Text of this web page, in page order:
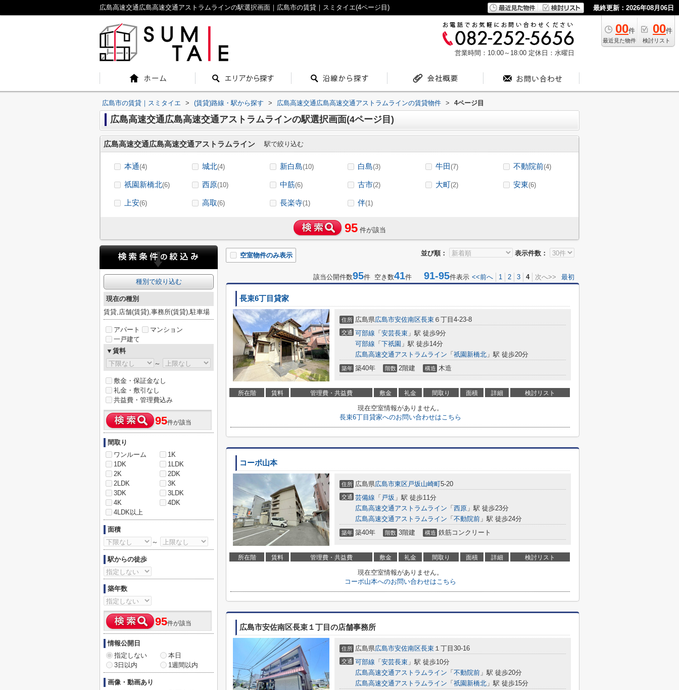
広島高速交通広島高速交通アストラムラインの駅選択画面｜広島市の賃貸｜スミタイエ(4ページ目) 最終更新：2026年08月06日
00件
最近見た物件
00件
検討リスト
営業時間：10:00～18:00 定休日：水曜日
広島市の賃貸｜スミタイエ > (賃貸)路線・駅から探す > 広島高速交通広島高速交通アストラムラインの賃貸物件 > 4ページ目
広島高速交通広島高速交通アストラムラインの駅選択画面(4ページ目)
広島高速交通広島高速交通アストラムライン 駅で絞り込む
本通(4) 城北(4) 新白島(10) 白島(3) 牛田(7) 不動院前(4)
祇園新橋北(6) 西原(10) 中筋(6) 古市(2) 大町(2) 安東(6)
上安(6) 高取(6) 長楽寺(1) 伴(1)
95 件が該当
並び順： 表示件数：
空室物件のみ表示
該当公開件数95件 空き数41件 91-95件表示 <<前へ 1 2 3 4 次へ>> 最初
長束6丁目貸家
住所 広島県広島市安佐南区長束 ６丁目4-23-8
交通 可部線 「 安芸長束 」駅 徒歩9分
可部線 「 下祇園 」駅 徒歩14分
広島高速交通アストラムライン 「 祇園新橋北 」駅 徒歩20分
築年 築40年 階数 2階建 構造 木造
所在階 賃料 管理費・共益費 敷金 礼金 間取り 面積 詳細 検討リスト
現在空室情報がありません。
長束6丁目貸家へのお問い合わせはこちら
コーポ山本
住所 広島県広島市東区戸坂山崎町5-20
交通 芸備線 「 戸坂 」駅 徒歩11分
広島高速交通アストラムライン 「 西原 」駅 徒歩23分
広島高速交通アストラムライン 「 不動院前 」駅 徒歩24分
築年 築40年 階数 3階建 構造 鉄筋コンクリート
所在階 賃料 管理費・共益費 敷金 礼金 間取り 面積 詳細 検討リスト
現在空室情報がありません。
コーポ山本へのお問い合わせはこちら
広島市安佐南区長束１丁目の店舗事務所
住所 広島県広島市安佐南区長束 １丁目30-16
交通 可部線 「 安芸長束 」駅 徒歩10分
広島高速交通アストラムライン 「 不動院前 」駅 徒歩20分
広島高速交通アストラムライン 「 祇園新橋北 」駅 徒歩15分
種別で絞り込む
現在の種別
賃貸,店舗(賃貸),事務所(賃貸),駐車場
アパート
マンション
一戸建て
▼賃料
～
敷金・保証金なし
礼金・敷引なし
共益費・管理費込み
95件が該当
間取り
ワンルーム
1K
1DK
1LDK
2K
2DK
2LDK
3K
3DK
3LDK
4K
4DK
4LDK以上
面積
～
駅からの徒歩
築年数
95件が該当
情報公開日
指定しない
本日
3日以内
1週間以内
画像・動画あり